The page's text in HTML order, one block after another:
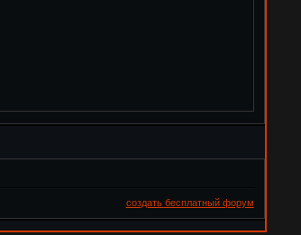
создать бесплатный форум